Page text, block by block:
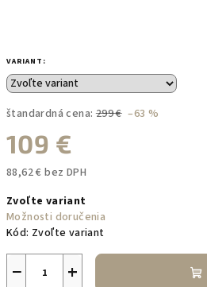
VARIANT:
štandardná cena: 299 € –63 %
109 €
88,62 € bez DPH
cena:
Zvoľte variant
Možnosti doručenia
Kód: Zvoľte variant
+
−